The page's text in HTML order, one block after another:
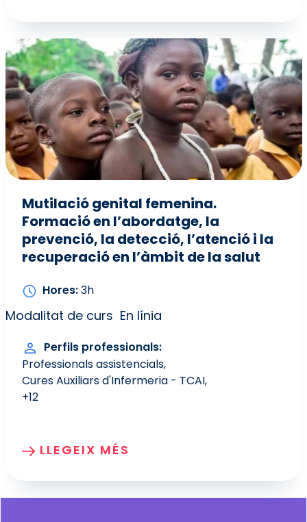
Mutilació genital femenina.
Formació en l’abordatge, la
prevenció, la detecció, l’atenció i la
recuperació en l’àmbit de la salut
Hores 3h
Modalitat de curs En línia
Perfils professionals
Professionals assistencials
Cures Auxiliars d'Infermeria - TCAI
+12
LLEGEIX MÉS